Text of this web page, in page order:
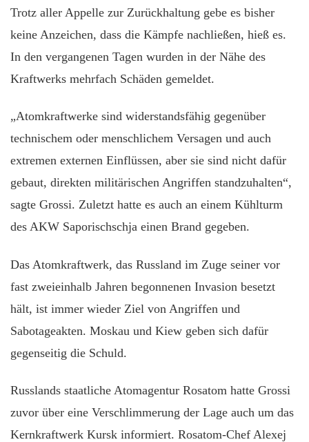
Trotz aller Appelle zur Zurückhaltung gebe es bisher
keine Anzeichen, dass die Kämpfe nachließen, hieß es.
In den vergangenen Tagen wurden in der Nähe des
Kraftwerks mehrfach Schäden gemeldet.
„Atomkraftwerke sind widerstandsfähig gegenüber
technischem oder menschlichem Versagen und auch
extremen externen Einflüssen, aber sie sind nicht dafür
gebaut, direkten militärischen Angriffen standzuhalten“,
sagte Grossi. Zuletzt hatte es auch an einem Kühlturm
des AKW Saporischschja einen Brand gegeben.
Das Atomkraftwerk, das Russland im Zuge seiner vor
fast zweieinhalb Jahren begonnenen Invasion besetzt
hält, ist immer wieder Ziel von Angriffen und
Sabotageakten. Moskau und Kiew geben sich dafür
gegenseitig die Schuld.
Russlands staatliche Atomagentur Rosatom hatte Grossi
zuvor über eine Verschlimmerung der Lage auch um das
Kernkraftwerk Kursk informiert. Rosatom-Chef Alexej